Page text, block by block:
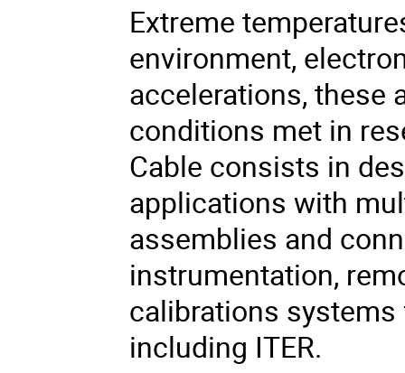
Extreme
environment,
accelerations, these
conditions met in
Cable consists in
applications with
assemblies and
instrumentation,
calibrations
including ITER.